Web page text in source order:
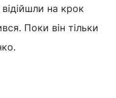
на крок
Поки він тільки